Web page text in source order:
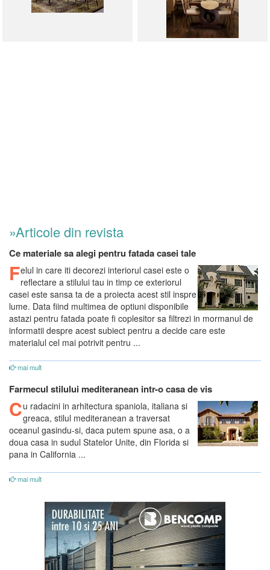
»Articole din revista
Ce materiale sa alegi pentru fatada casei tale
Felul in care iti decorezi interiorul casei este o
reflectare a stilului tau in timp ce exteriorul
casei este sansa ta de a proiecta acest stil inspre
lume. Data fiind multimea de optiuni disponibile
astazi pentru fatada poate fi coplesitor sa filtrezi in mormanul de
informatii despre acest subiect pentru a decide care este
materialul cel mai potrivit pentru ...
mai mult
Farmecul stilului mediteranean intr-o casa de vis
Cu radacini in arhitectura spaniola, italiana si
greaca, stilul mediteranean a traversat
oceanul gasindu-si, daca putem spune asa, o a
doua casa in sudul Statelor Unite, din Florida si
pana in California ...
mai mult